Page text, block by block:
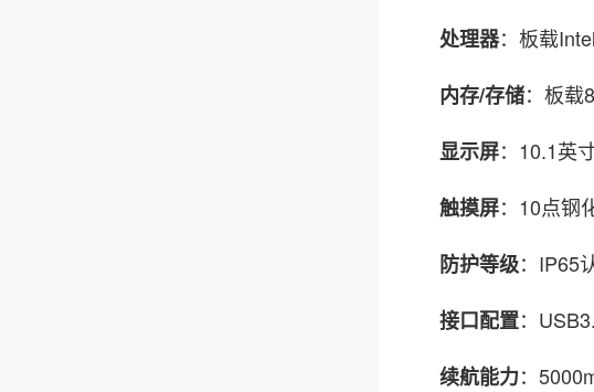
处理器：板载
内存/存储：板载
显示屏：10.1英
触摸屏：10点钢
防护等级：IP65
接口配置：
续航能力：